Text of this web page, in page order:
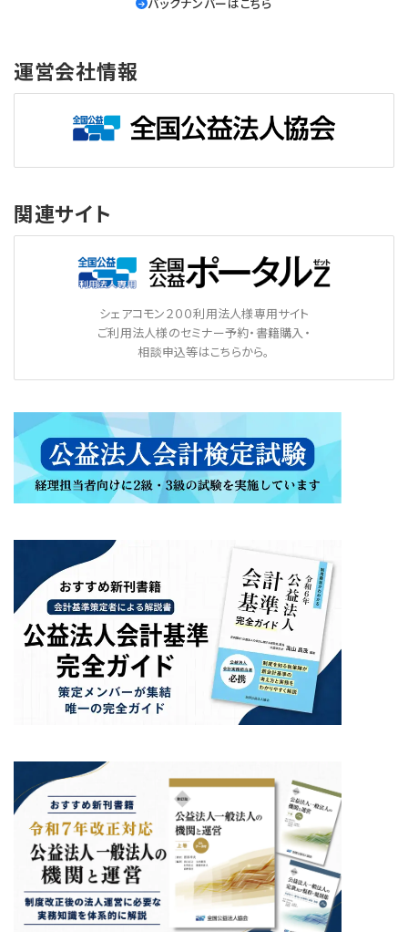
運営会社情報
関連サイト
シェアコモン２００利用法人様専用サイト
ご利用法人様のセミナー予約・書籍購入・
相談申込等はこちらから。